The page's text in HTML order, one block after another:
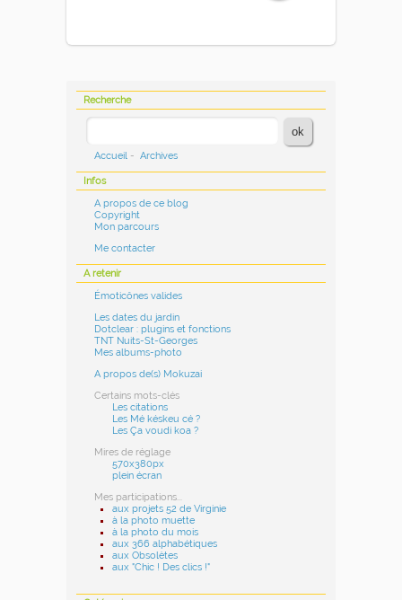
Recherche
Accueil - Archives
Infos
A propos de ce blog
Copyright
Mon parcours
Me contacter
A retenir
Émoticônes valides
Les dates du jardin
Dotclear : plugins et fonctions
TNT Nuits-St-Georges
Mes albums-photo
A propos de(s) Mokuzai
Certains mots-clés
Les citations
Les Mé késkeu cé ?
Les Ça voudi koa ?
Mires de réglage
570x380px
plein écran
Mes participations...
aux projets 52 de Virginie
à la photo muette
à la photo du mois
aux 366 alphabétiques
aux Obsolètes
aux "Chic ! Des clics !"